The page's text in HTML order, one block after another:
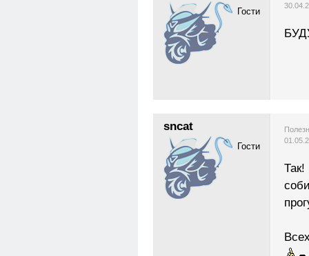
Гости
sncat
Гости
Так!